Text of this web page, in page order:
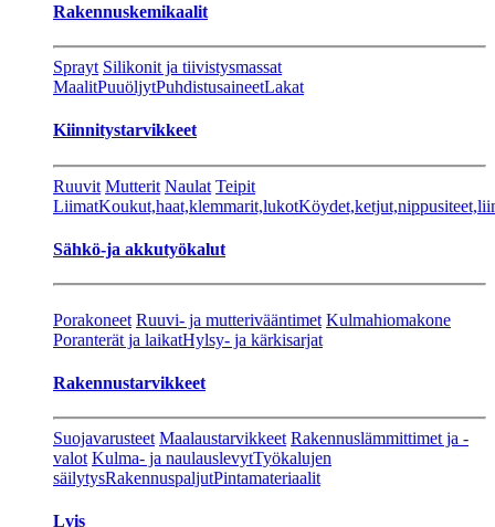
Rakennuskemikaalit
Sprayt Silikonit ja tiivistysmassat
MaalitPuuöljytPuhdistusaineetLakat
Kiinnitystarvikkeet
Ruuvit Mutterit Naulat Teipit
LiimatKoukut,haat,klemmarit,lukot
Sähkö-ja akkutyökalut
Porakoneet Ruuvi- ja mutterivääntimet Kulmahiomakone
Poranterät ja laikatHylsy- ja kärkisarjat
Rakennustarvikkeet
Suojavarusteet Maalaustarvikkeet Rakennuslämmittimet ja -
valot Kulma- ja naulauslevytTyökalujen
säilytysRakennuspaljutPintamateriaalit
Lvis